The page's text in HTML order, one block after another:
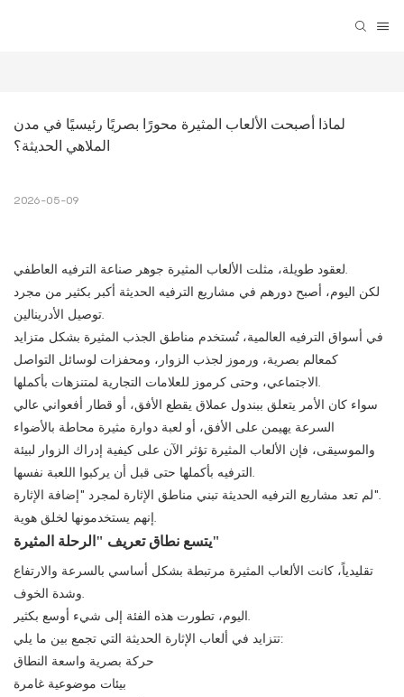
لماذا أصبحت الألعاب المثيرة محورًا بصريًا رئيسيًا في مدن
الملاهي الحديثة؟
2026-05-09
لكن اليوم، أصبح دورهم في مشاريع الترفيه الحديثة أكبر بكثير من مجرد
في أسواق الترفيه العالمية، تُستخدم مناطق الجذب المثيرة بشكل متزايد
كمعالم بصرية، ورموز لجذب الزوار، ومحفزات لوسائل التواصل
سواء كان الأمر يتعلق ببندول عملاق يقطع الأفق، أو قطار أفعواني عالي
السرعة يهيمن على الأفق، أو لعبة دوارة مثيرة محاطة بالأضواء
والموسيقى، فإن الألعاب المثيرة تؤثر الآن على كيفية إدراك الزوار لبيئة
لم تعد مشاريع الترفيه الحديثة تبني مناطق الإثارة لمجرد "إضافة الإثارة".
يتسع نطاق تعريف "الرحلة المثيرة"
تقليدياً، كانت الألعاب المثيرة مرتبطة بشكل أساسي بالسرعة والارتفاع
تتزايد في ألعاب الإثارة الحديثة التي تجمع بين ما يلي:
حركة بصرية واسعة النطاق
بيئات موضوعية غامرة